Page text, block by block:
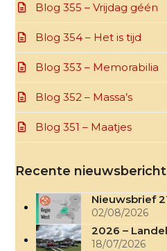
Blog 355 – Vrijdag géén
Blog 354 – Het is tijd
Blog 353 – Memorabilia
Blog 352 – Massa’s
Blog 351 – Maatjes
Recente
Nieuwsbrief
02/08/2026
2026 –
18/07/2026